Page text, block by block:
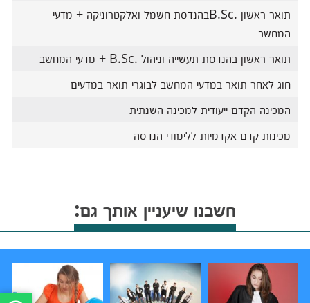
תואר ראשון .B.Scבהנדסת חשמל ואלקטרוניקה + מדעי
המחשב
תואר ראשון בהנדסת תעשייה וניהול .B.Sc + מדעי המחשב
חוג לאחר תואר במדעי המחשב לבוגרי תואר במדעים
המכינה הקדם ייעודית למכינה השנתית
מכינות קדם אקדמיות ללימודי הנדסה
חשבנו שיעניין אותך גם: